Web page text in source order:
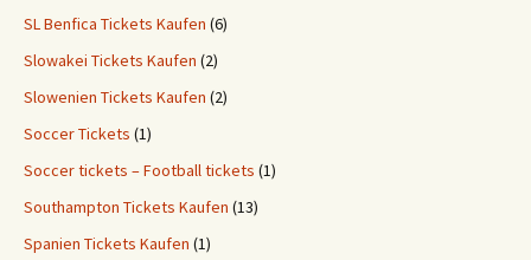
SL Benfica Tickets Kaufen (6)
Slowakei Tickets Kaufen (2)
Slowenien Tickets Kaufen (2)
Soccer Tickets (1)
Soccer tickets – Football tickets (1)
Southampton Tickets Kaufen (13)
Spanien Tickets Kaufen (1)